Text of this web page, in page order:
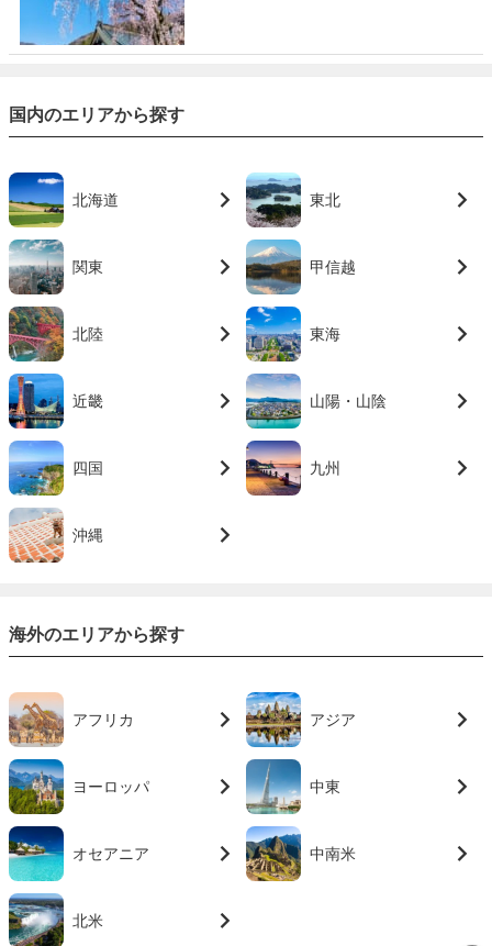
国内のエリアから探す
北海道 東北
関東 甲信越
北陸 東海
近畿 山陽・山陰
四国 九州
沖縄
海外のエリアから探す
アフリカ アジア
ヨーロッパ 中東
オセアニア 中南米
北米